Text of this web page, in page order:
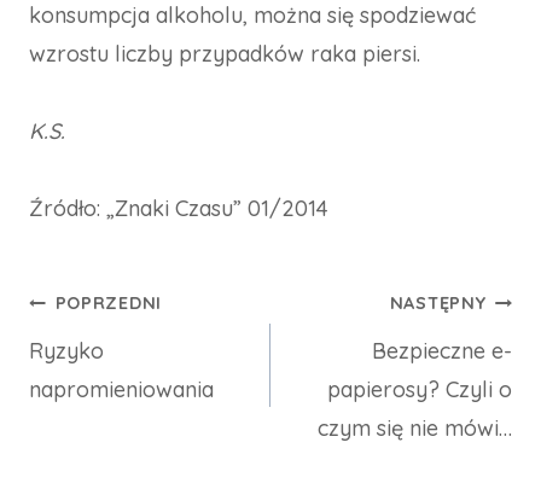
konsumpcja alkoholu, można się spodziewać
wzrostu liczby przypadków raka piersi.
K.S.
Źródło: „Znaki Czasu” 01/2014
Nawigacja
wpisu
POPRZEDNI
Ryzyko
napromieniowania
NASTĘPNY
Bezpieczne e-
papierosy? Czyli o
czym się nie mówi…